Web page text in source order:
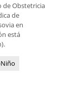
de Obstetricia
de
en
está